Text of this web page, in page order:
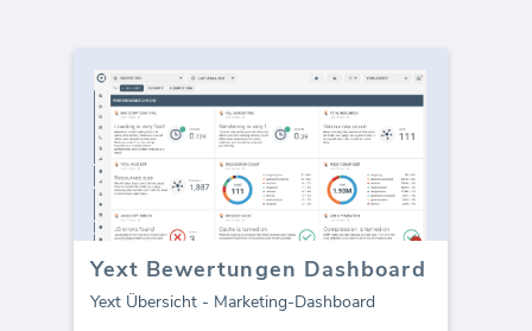
Yext Bewertungen Dashboard
Yext Übersicht - Marketing-Dashboard